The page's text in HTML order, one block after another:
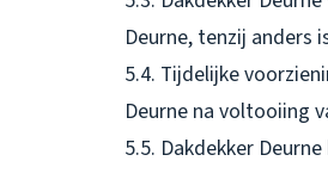
Deurne, tenzij anders
5.4. Tijdelijke
Deurne na voltooiing
5.5. Dakdekker